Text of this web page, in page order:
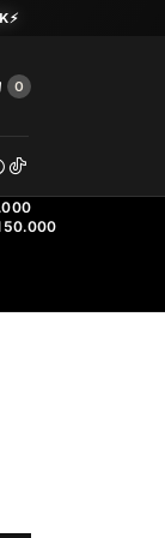
0